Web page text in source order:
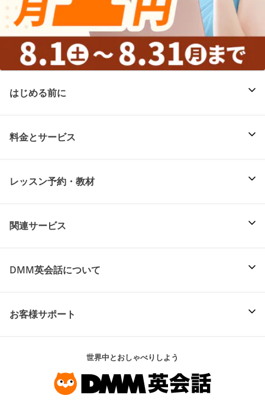
はじめる前に
料金とサービス
レッスン予約・教材
関連サービス
DMM英会話について
お客様サポート
世界中とおしゃべりしよう